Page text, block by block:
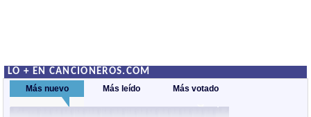
LO + EN CANCIONEROS.COM
Más nuevo Más leído Más votado